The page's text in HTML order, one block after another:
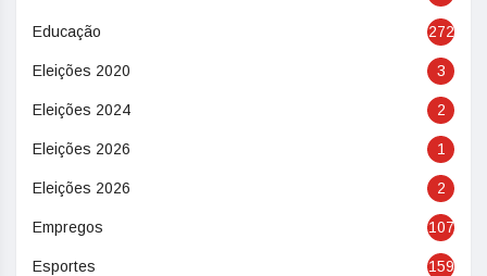
Educação 272
Eleições 2020 3
Eleições 2024 2
Eleições 2026 1
Eleições 2026 2
Empregos 107
Esportes 159